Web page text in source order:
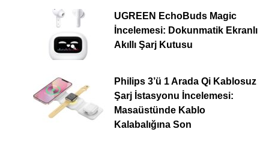
UGREEN EchoBuds Magic
İncelemesi: Dokunmatik Ekranlı
Akıllı Şarj Kutusu
Philips 3’ü 1 Arada Qi Kablosuz
Şarj İstasyonu İncelemesi:
Masaüstünde Kablo
Kalabalığına Son